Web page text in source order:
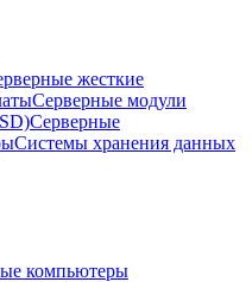
жесткие
Серверные модули
Серверные
Системы хранения данных
компьютеры